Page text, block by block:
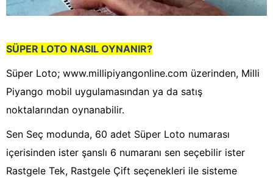
SÜPER LOTO NASIL OYNANIR?
Süper Loto; www.millipiyangonline.com üzerinden, Milli
Piyango mobil uygulamasından ya da satış
noktalarından oynanabilir.
Sen Seç modunda, 60 adet Süper Loto numarası
içerisinden ister şanslı 6 numaranı sen seçebilir ister
Rastgele Tek, Rastgele Çift seçenekleri ile sisteme